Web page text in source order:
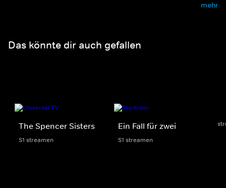
mehr
Das könnte dir auch gefallen
The Spencer Sisters
S1 streamen
Ein Fall für zwei
S1 streamen